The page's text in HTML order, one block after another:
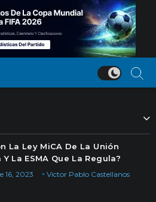
La Ley MiCA De La Unión
Y La ESMA Que La Regula?
Victor Pablo Castellanos
16, 2023